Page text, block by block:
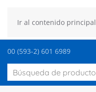
Ir al contenido principal
00 (593-2) 601 6989